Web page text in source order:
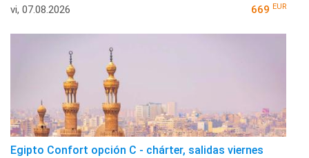
vi, 07.08.2026 669 EUR
Egipto Confort opción C - chárter, salidas viernes